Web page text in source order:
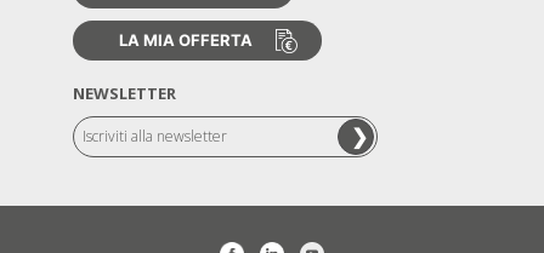
NEWSLETTER
LA MIA OFFERTA